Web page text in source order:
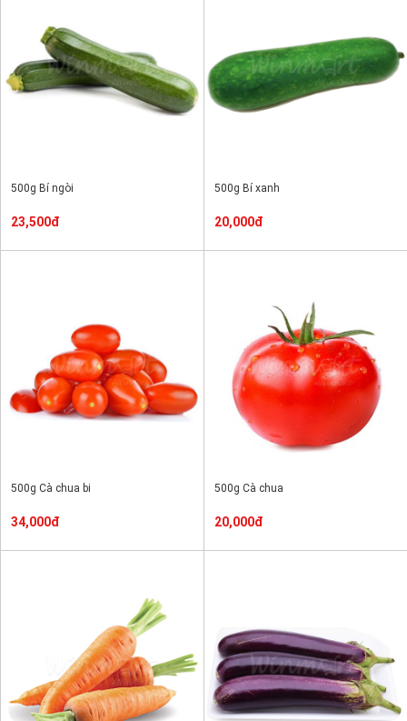
500g Bí ngòi
23,500đ
500g Bí xanh
20,000đ
500g Cà chua bi
34,000đ
500g Cà chua
20,000đ